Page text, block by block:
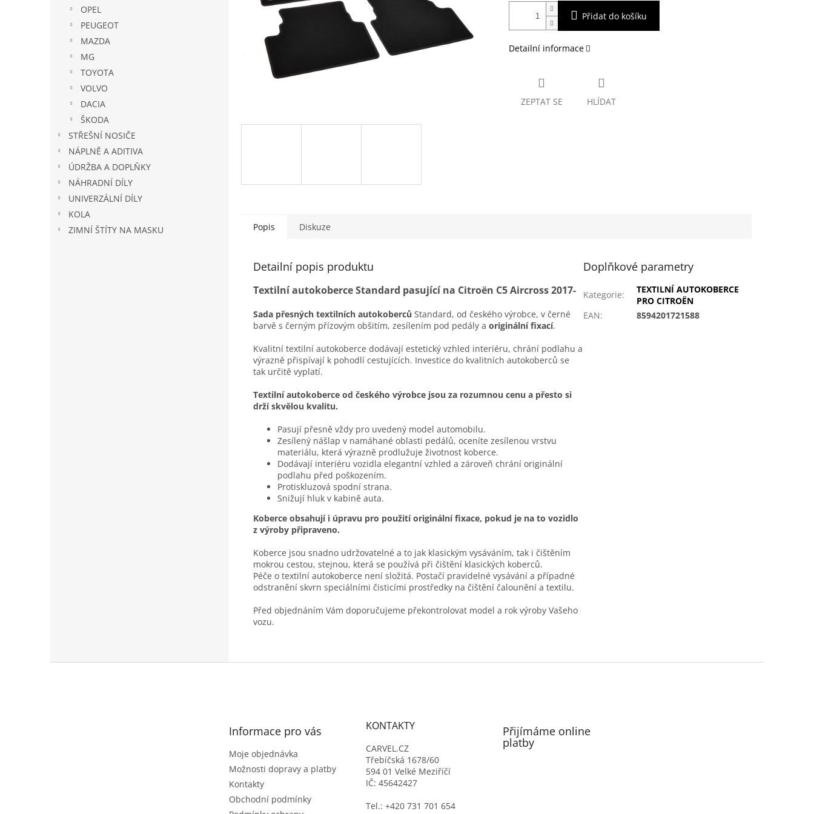
OPEL
PEUGEOT
MAZDA
MG
TOYOTA
VOLVO
DACIA
ŠKODA
STŘEŠNÍ NOSIČE
NÁPLNĚ A ADITIVA
ÚDRŽBA A DOPLŇKY
NÁHRADNÍ DÍLY
UNIVERZÁLNÍ DÍLY
KOLA
ZIMNÍ ŠTÍTY NA MASKU
Přidat do košíku
Detailní informace
ZEPTAT SE HLÍDAT
Popis Diskuze
Detailní popis produktu
Textilní autokoberce Standard pasující na Citroën C5 Aircross 2017-
Sada přesných textilních autokoberců Standard, od českého výrobce, v černé
barvě s černým přízovým obšitím, zesílením pod pedály a originální fixací.
Kvalitní textilní autokoberce dodávají estetický vzhled interiéru, chrání podlahu a
výrazně přispívají k pohodlí cestujících. Investice do kvalitních autokoberců se
tak určitě vyplatí.
Textilní autokoberce od českého výrobce jsou za rozumnou cenu a přesto si
drží skvělou kvalitu.
Pasují přesně vždy pro uvedený model automobilu.
Zesílený nášlap v namáhané oblasti pedálů, oceníte zesílenou vrstvu
materiálu, která výrazně prodlužuje životnost koberce.
Dodávají interiéru vozidla elegantní vzhled a zároveň chrání originální
podlahu před poškozením.
Protiskluzová spodní strana.
Snižují hluk v kabině auta.
Koberce obsahují i úpravu pro použití originální fixace, pokud je na to vozidlo
z výroby připraveno.
Koberce jsou snadno udržovatelné a to jak klasickým vysáváním, tak i čištěním
mokrou cestou, stejnou, která se používá při čištění klasických koberců.
Péče o textilní autokoberce není složitá. Postačí pravidelné vysávání a případné
odstranění skvrn speciálními čisticími prostředky na čištění čalounění a textilu.
Před objednáním Vám doporučujeme překontrolovat model a rok výroby Vašeho
vozu.
Doplňkové parametry
Kategorie:
TEXTILNÍ AUTOKOBERCE
PRO CITROËN
EAN: 8594201721588
Informace pro vás
Moje objednávka
Možnosti dopravy a platby
Kontakty
Obchodní podmínky
KONTAKTY
CARVEL.CZ
Třebíčská 1678/60
594 01 Velké Meziříčí
IČ: 45642427
Tel.: +420 731 701 654
Přijímáme online
platby